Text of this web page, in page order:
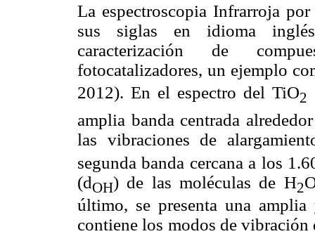
La espectroscopia Infrarroja
sus siglas en idioma
caracterización de
fotocatalizadores, un ejemplo
2012). En el espectro del TiO2
amplia banda centrada
las vibraciones de
segunda banda cercana a los
(dOH) de las moléculas de H2
último, se presenta una
contiene los modos de